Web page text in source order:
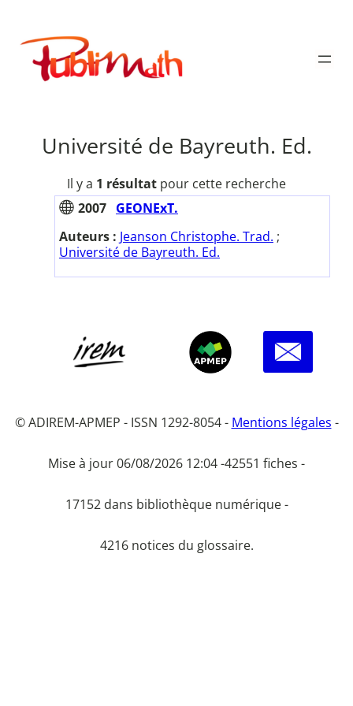
contenu
Publimath
Université de Bayreuth. Ed.
Il y a 1 résultat pour cette recherche
2007 GEONExT.
Auteurs : Jeanson Christophe. Trad. ;
Université de Bayreuth. Ed.
© ADIREM-APMEP - ISSN 1292-8054 - Mentions légales -
Mise à jour 06/08/2026 12:04 -42551 fiches -
17152 dans bibliothèque numérique -
4216 notices du glossaire.